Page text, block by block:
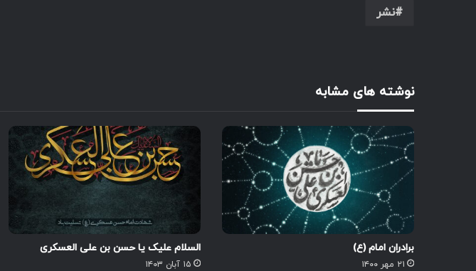
نشر
نوشته های مشابه
برادران امام (ع)
۲۱ مهر ۱۴۰۰
السلام علیک یا حسن بن علی العسکری
۱۵ آبان ۱۴۰۳